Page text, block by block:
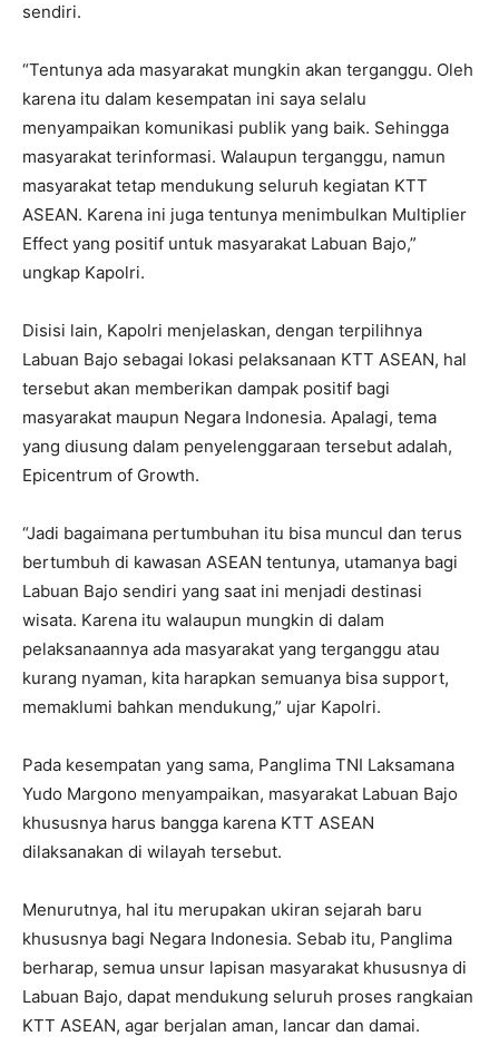
sendiri.
“Tentunya ada masyarakat mungkin akan terganggu. Oleh
karena itu dalam kesempatan ini saya selalu
menyampaikan komunikasi publik yang baik. Sehingga
masyarakat terinformasi. Walaupun terganggu, namun
masyarakat tetap mendukung seluruh kegiatan KTT
ASEAN. Karena ini juga tentunya menimbulkan Multiplier
Effect yang positif untuk masyarakat Labuan Bajo,”
ungkap Kapolri.
Disisi lain, Kapolri menjelaskan, dengan terpilihnya
Labuan Bajo sebagai lokasi pelaksanaan KTT ASEAN, hal
tersebut akan memberikan dampak positif bagi
masyarakat maupun Negara Indonesia. Apalagi, tema
yang diusung dalam penyelenggaraan tersebut adalah,
Epicentrum of Growth.
“Jadi bagaimana pertumbuhan itu bisa muncul dan terus
bertumbuh di kawasan ASEAN tentunya, utamanya bagi
Labuan Bajo sendiri yang saat ini menjadi destinasi
wisata. Karena itu walaupun mungkin di dalam
pelaksanaannya ada masyarakat yang terganggu atau
kurang nyaman, kita harapkan semuanya bisa support,
memaklumi bahkan mendukung,” ujar Kapolri.
Pada kesempatan yang sama, Panglima TNI Laksamana
Yudo Margono menyampaikan, masyarakat Labuan Bajo
khususnya harus bangga karena KTT ASEAN
dilaksanakan di wilayah tersebut.
Menurutnya, hal itu merupakan ukiran sejarah baru
khususnya bagi Negara Indonesia. Sebab itu, Panglima
berharap, semua unsur lapisan masyarakat khususnya di
Labuan Bajo, dapat mendukung seluruh proses rangkaian
KTT ASEAN, agar berjalan aman, lancar dan damai.